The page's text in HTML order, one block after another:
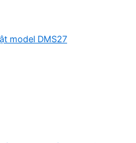
model DMS27